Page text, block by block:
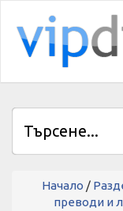
Начало /
преводи и